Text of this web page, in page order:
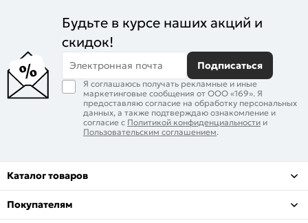
Будьте в курсе наших акций и
скидок!
Электронная почта Подписаться
Я соглашаюсь получать рекламные и иные
маркетинговые сообщения от ООО «169». Я
предоставляю согласие на обработку персональных
данных, а также подтверждаю ознакомление и
согласие с Политикой конфиденциальности и
Пользовательским соглашением.
Каталог товаров
Покупателям